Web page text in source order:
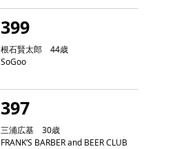
399
根石賢太郎 44歳
SoGoo
397
三浦広基 30歳
FRANK‘S BARBER and BEER CLUB